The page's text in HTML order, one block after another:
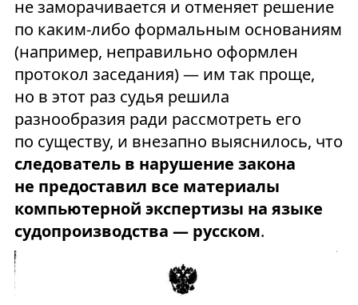
не заморачивается и отменяет решение
по каким-либо формальным основаниям
(например, неправильно оформлен
протокол заседания) — им так проще,
но в этот раз судья решила
разнообразия ради рассмотреть его
по существу, и внезапно выяснилось, что
следователь в нарушение закона
не предоставил все материалы
компьютерной экспертизы на языке
судопроизводства — русском.